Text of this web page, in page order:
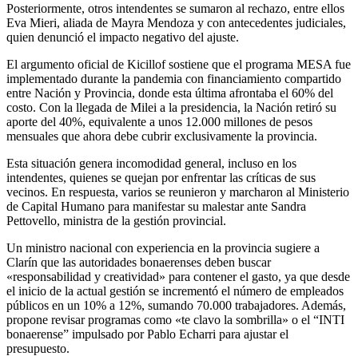
Posteriormente, otros intendentes se sumaron al rechazo, entre ellos
Eva Mieri, aliada de Mayra Mendoza y con antecedentes judiciales,
quien denunció el impacto negativo del ajuste.
El argumento oficial de Kicillof sostiene que el programa MESA fue
implementado durante la pandemia con financiamiento compartido
entre Nación y Provincia, donde esta última afrontaba el 60% del
costo. Con la llegada de Milei a la presidencia, la Nación retiró su
aporte del 40%, equivalente a unos 12.000 millones de pesos
mensuales que ahora debe cubrir exclusivamente la provincia.
Esta situación genera incomodidad general, incluso en los
intendentes, quienes se quejan por enfrentar las críticas de sus
vecinos. En respuesta, varios se reunieron y marcharon al Ministerio
de Capital Humano para manifestar su malestar ante Sandra
Pettovello, ministra de la gestión provincial.
Un ministro nacional con experiencia en la provincia sugiere a
Clarín que las autoridades bonaerenses deben buscar
«responsabilidad y creatividad» para contener el gasto, ya que desde
el inicio de la actual gestión se incrementó el número de empleados
públicos en un 10% a 12%, sumando 70.000 trabajadores. Además,
propone revisar programas como «te clavo la sombrilla» o el “INTI
bonaerense” impulsado por Pablo Echarri para ajustar el
presupuesto.